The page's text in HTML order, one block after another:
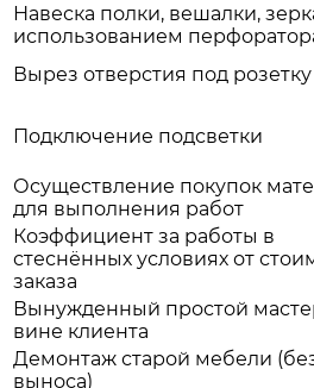
Навеска полки, вешалки,
использованием
Вырез отверстия под розетку
Подключение подсветки
Осуществление покупок
для выполнения работ
Коэффициент за работы в
стеснённых условиях от
заказа
Вынужденный простой
вине клиента
Демонтаж старой мебели
выноса)